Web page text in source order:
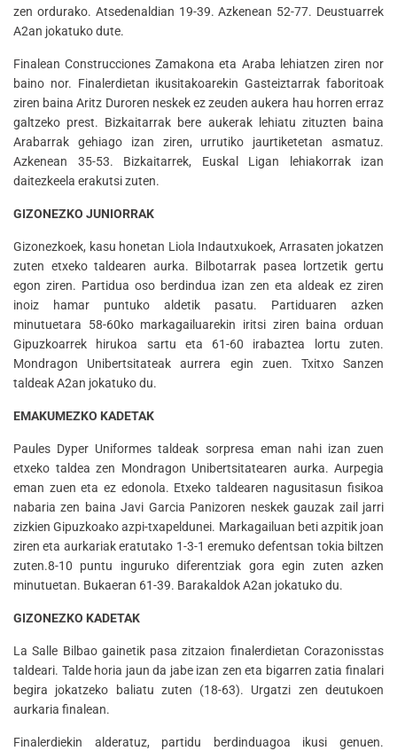
zen ordurako. Atsedenaldian 19-39. Azkenean 52-77. Deustuarrek
A2an jokatuko dute.
Finalean Construcciones Zamakona eta Araba lehiatzen ziren nor
baino nor. Finalerdietan ikusitakoarekin Gasteiztarrak faboritoak
ziren baina Aritz Duroren neskek ez zeuden aukera hau horren erraz
galtzeko prest. Bizkaitarrak bere aukerak lehiatu zituzten baina
Arabarrak gehiago izan ziren, urrutiko jaurtiketetan asmatuz.
Azkenean 35-53. Bizkaitarrek, Euskal Ligan lehiakorrak izan
daitezkeela erakutsi zuten.
GIZONEZKO JUNIORRAK
Gizonezkoek, kasu honetan Liola Indautxukoek, Arrasaten jokatzen
zuten etxeko taldearen aurka. Bilbotarrak pasea lortzetik gertu
egon ziren. Partidua oso berdindua izan zen eta aldeak ez ziren
inoiz hamar puntuko aldetik pasatu. Partiduaren azken
minutuetara 58-60ko markagailuarekin iritsi ziren baina orduan
Gipuzkoarrek hirukoa sartu eta 61-60 irabaztea lortu zuten.
Mondragon Unibertsitateak aurrera egin zuen. Txitxo Sanzen
taldeak A2an jokatuko du.
EMAKUMEZKO KADETAK
Paules Dyper Uniformes taldeak sorpresa eman nahi izan zuen
etxeko taldea zen Mondragon Unibertsitatearen aurka. Aurpegia
eman zuen eta ez edonola. Etxeko taldearen nagusitasun fisikoa
nabaria zen baina Javi Garcia Panizoren neskek gauzak zail jarri
zizkien Gipuzkoako azpi-txapeldunei. Markagailuan beti azpitik joan
ziren eta aurkariak eratutako 1-3-1 eremuko defentsan tokia biltzen
zuten.8-10 puntu inguruko diferentziak gora egin zuten azken
minutuetan. Bukaeran 61-39. Barakaldok A2an jokatuko du.
GIZONEZKO KADETAK
La Salle Bilbao gainetik pasa zitzaion finalerdietan Corazonisstas
taldeari. Talde horia jaun da jabe izan zen eta bigarren zatia finalari
begira jokatzeko baliatu zuten (18-63). Urgatzi zen deutukoen
aurkaria finalean.
Finalerdiekin alderatuz, partidu berdinduagoa ikusi genuen.